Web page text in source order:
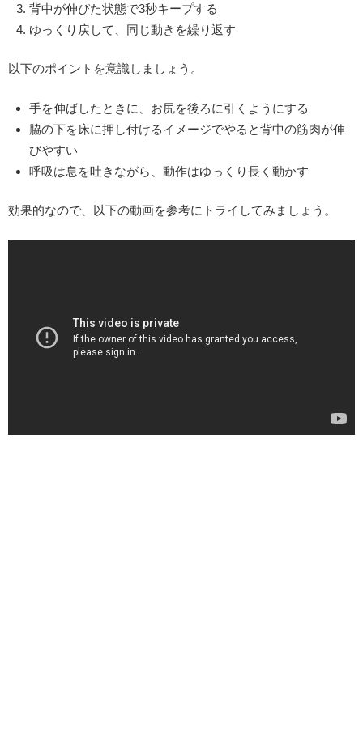
背中が伸びた状態で3秒キープする
ゆっくり戻して、同じ動きを繰り返す
以下のポイントを意識しましょう。
手を伸ばしたときに、お尻を後ろに引くようにする
脇の下を床に押し付けるイメージでやると背中の筋肉が伸
びやすい
呼吸は息を吐きながら、動作はゆっくり長く動かす
効果的なので、以下の動画を参考にトライしてみましょう。